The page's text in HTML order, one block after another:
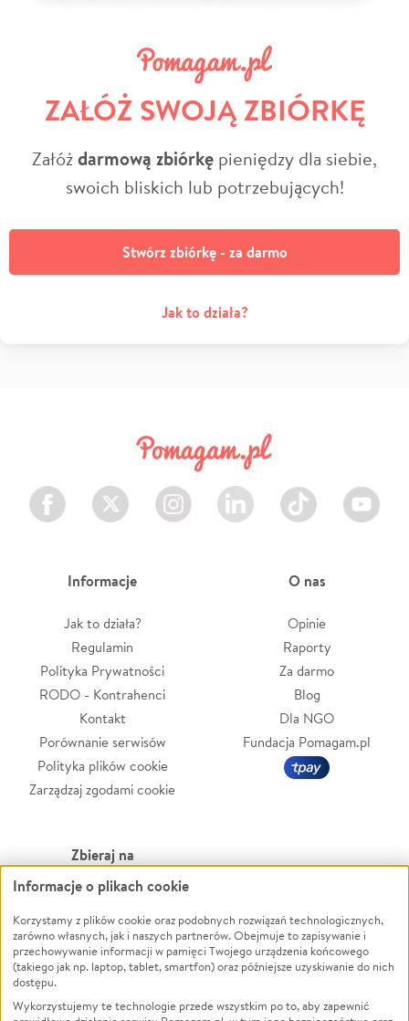
ZAŁÓŻ SWOJĄ ZBIÓRKĘ
Załóżdarmową zbiórkę pieniędzy dla siebie,
swoich bliskich lub potrzebujących!
Stwórz zbiórkę - za darmo
Jak to działa?
Facebook Twitter Instagram LinkedIn TikTok Youtube
Informacje
Jak to działa?
Regulamin
Polityka Prywatności
RODO - Kontrahenci
Kontakt
Porównanie serwisów
Polityka plików cookie
Zarządzaj zgodami cookie
O nas
Opinie
Raporty
Za darmo
Blog
Dla NGO
Fundacja Pomagam.pl
Zbieraj na
Leczenie
Zwierzęta
Pożar
Ukraina
Pomoc Finansowa
Powódź
Wichura
NGO
Edukacja
Informacje o plikach cookie
Korzystamy z plików cookie oraz podobnych rozwiązań technologicznych,
zarówno własnych, jak i naszych partnerów. Obejmuje to zapisywanie i
przechowywanie informacji w pamięci Twojego urządzenia końcowego
(takiego jak np. laptop, tablet, smartfon) oraz późniejsze uzyskiwanie do nich
dostępu.
Wykorzystujemy te technologie przede wszystkim po to, aby zapewnić